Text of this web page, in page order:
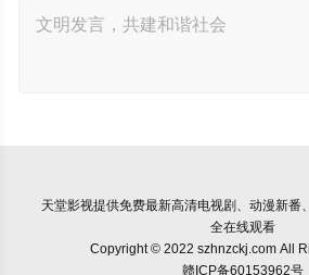
天堂影视提供免费最新高清电视剧、动漫新番
全在线观看
Copyright © 2022 szhnzckj.com All
赣ICP备60153962号